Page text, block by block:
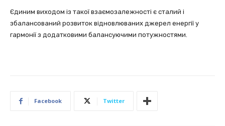
Єдиним виходом із такої взаємозалежності є сталий і
збалансований розвиток відновлюваних джерел енергії у
гармонії з додатковими балансуючими потужностями.
Facebook Twitter